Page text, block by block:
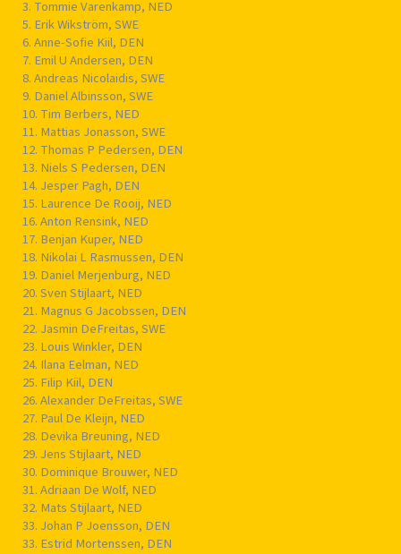
3. Tommie Varenkamp, NED
5. Erik Wikström, SWE
6. Anne-Sofie Kiil, DEN
7. Emil U Andersen, DEN
8. Andreas Nicolaidis, SWE
9. Daniel Albinsson, SWE
10. Tim Berbers, NED
11. Mattias Jonasson, SWE
12. Thomas P Pedersen, DEN
13. Niels S Pedersen, DEN
14. Jesper Pagh, DEN
15. Laurence De Rooij, NED
16. Anton Rensink, NED
17. Benjan Kuper, NED
18. Nikolai L Rasmussen, DEN
19. Daniel Merjenburg, NED
20. Sven Stijlaart, NED
21. Magnus G Jacobssen, DEN
22. Jasmin DeFreitas, SWE
23. Louis Winkler, DEN
24. Ilana Eelman, NED
25. Filip Kiil, DEN
26. Alexander DeFreitas, SWE
27. Paul De Kleijn, NED
28. Devika Breuning, NED
29. Jens Stijlaart, NED
30. Dominique Brouwer, NED
31. Adriaan De Wolf, NED
32. Mats Stijlaart, NED
33. Johan P Joensson, DEN
33. Estrid Mortenssen, DEN